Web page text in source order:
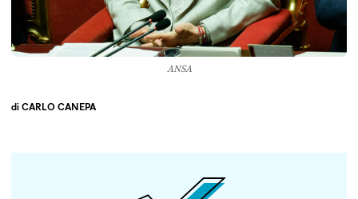
ANSA
diCARLO CANEPA